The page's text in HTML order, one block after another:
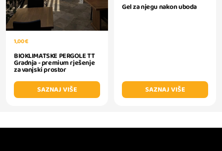
1,00 €
BIOKLIMATSKE PERGOLE TT
Gradnja - premium rješenje
za vanjski prostor
SAZNAJ VIŠE
Gel za njegu nakon uboda
SAZNAJ VIŠE